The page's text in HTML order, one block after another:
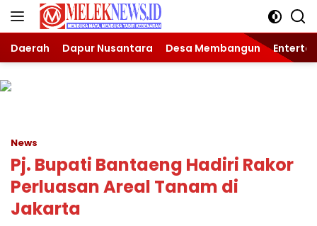
Langsung
Daerah Dapur Nusantara Desa Membangun
News
Pj. Bupati Bantaeng Hadiri Rakor
Perluasan Areal Tanam di
Jakarta